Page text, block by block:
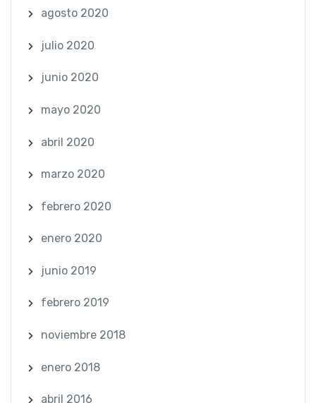
agosto 2020
julio 2020
junio 2020
mayo 2020
abril 2020
marzo 2020
febrero 2020
enero 2020
junio 2019
febrero 2019
noviembre 2018
enero 2018
abril 2016